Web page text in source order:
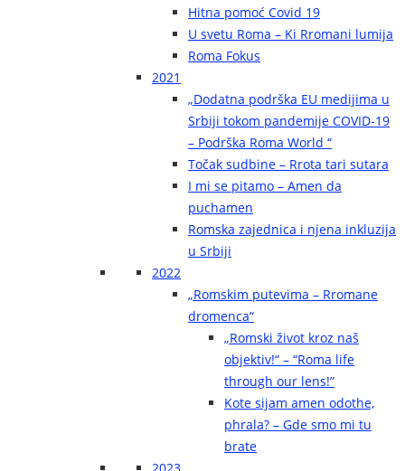
Hitna pomoć Covid 19
U svetu Roma – Ki Rromani lumija
Roma Fokus
2021
„Dodatna podrška EU medijima u
Srbiji tokom pandemije COVID-19
– Podrška Roma World “
Točak sudbine – Rrota tari sutara
I mi se pitamo – Amen da
puchamen
Romska zajednica i njena inkluzija
u Srbiji
2022
„Romskim putevima – Rromane
dromenca“
„Romski život kroz naš
objektiv!“ – “Roma life
through our lens!”
Kote sijam amen odothe,
phrala? – Gde smo mi tu
brate